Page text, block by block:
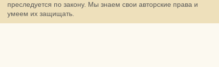
преследуется по закону. Мы знаем свои авторские права и
умеем их защищать.